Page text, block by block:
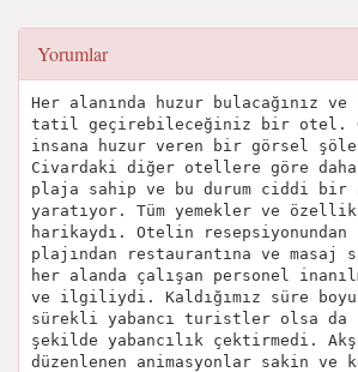
Yorumlar
Her alanında huzur bulacağınız
tatil geçirebileceğiniz bir otel.
insana huzur veren bir görsel
Civardaki diğer otellere göre
plaja sahip ve bu durum ciddi bir
yaratıyor. Tüm yemekler ve
harikaydı. Otelin resepsiyonundan
plajından restaurantına ve masaj
her alanda çalışan personel
ve ilgiliydi. Kaldığımız süre
sürekli yabancı turistler olsa da
şekilde yabancılık çektirmedi.
düzenlenen animasyonlar sakin